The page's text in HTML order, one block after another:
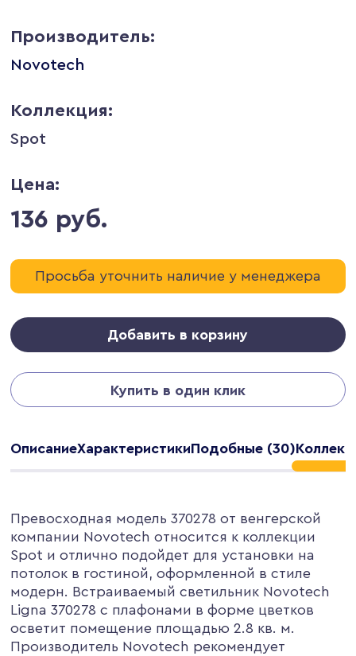
Производитель:
Novotech
Коллекция:
Spot
Цена:
136 руб.
Просьба уточнить наличие у менеджера
Добавить в корзину
Купить в один клик
ОписаниеХарактеристикиПодобные (30)
Превосходная модель 370278 от венгерской
компании Novotech относится к коллекции
Spot и отлично подойдет для установки на
потолок в гостиной, оформленной в стиле
модерн. Встраиваемый светильник Novotech
Ligna 370278 с плафонами в форме цветков
осветит помещение площадью 2.8 кв. м.
Производитель Novotech рекомендует